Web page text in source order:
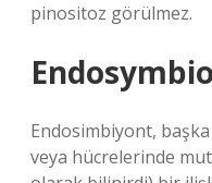
pinositoz görülmez.
Endosimbiyont,
veya hücrelerinde